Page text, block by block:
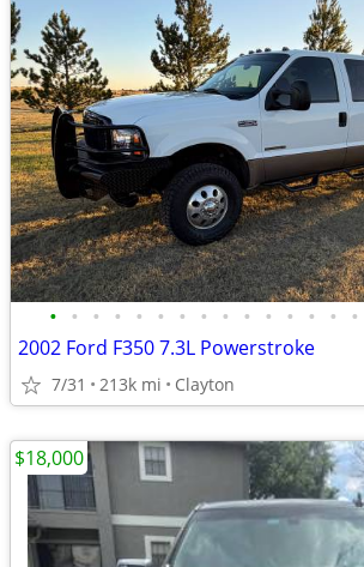
• • • • • • • • • • • • • • •
2002 Ford F350 7.3L Powerstroke
7/31 213k mi Clayton
$18,000